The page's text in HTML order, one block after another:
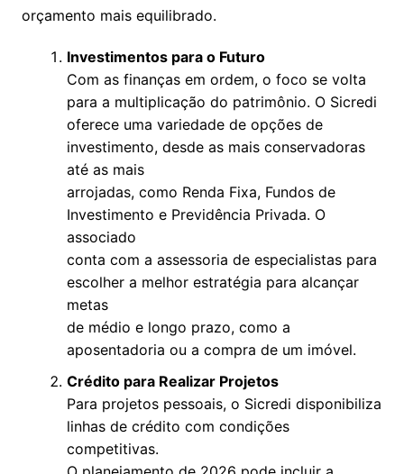
orçamento mais equilibrado.
Investimentos para o Futuro
Com as finanças em ordem, o foco se volta
para a multiplicação do patrimônio. O Sicredi
oferece uma variedade de opções de
investimento, desde as mais conservadoras
até as mais
arrojadas, como Renda Fixa, Fundos de
Investimento e Previdência Privada. O
associado
conta com a assessoria de especialistas para
escolher a melhor estratégia para alcançar
metas
de médio e longo prazo, como a
aposentadoria ou a compra de um imóvel.
Crédito para Realizar Projetos
Para projetos pessoais, o Sicredi disponibiliza
linhas de crédito com condições
competitivas.